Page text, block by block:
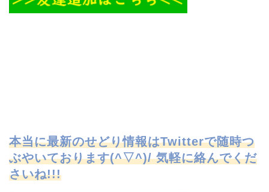
本当に最新のせどり情報はTwitterで随時つ
ぶやいております(^▽^)/ 気軽に絡んでくだ
さいね!!!